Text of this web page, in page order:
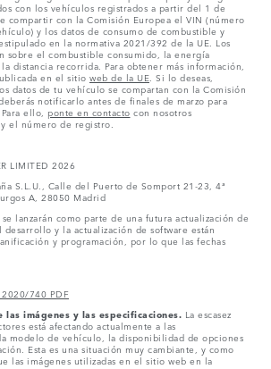
con los vehículos registrados a partir del 1 de
compartir con la Comisión Europea el VIN (número
y los datos de consumo de combustible y
en la normativa 2021/392 de la UE. Los
sobre el combustible consumido, la energía
distancia recorrida. Para obtener más información,
en el sitio web de la UE . Si lo deseas,
datos de tu vehículo se compartan con la Comisión
notificarlo antes de finales de marzo para
ello, ponte en contacto con nosotros
el número de registro.
LIMITED 2026
S.L.U., Calle del Puerto de Somport 21-23, 4ª
A, 28050 Madrid
lanzarán como parte de una futura actualización de
y la actualización de software están
y programación, por lo que las fechas
2020/740 PDF
imágenes y las especificaciones. La escasez
está afectando actualmente a las
modelo de vehículo, la disponibilidad de opciones
Esta es una situación muy cambiante, y como
las imágenes utilizadas en el sitio web en la